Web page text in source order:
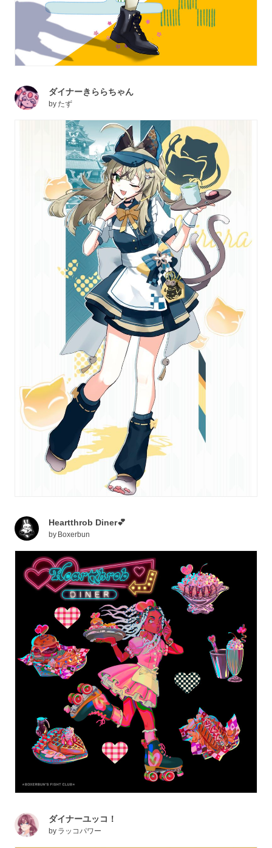
ダイナーきららちゃん
byたず
Heartthrob Diner💕
by Boxerbun
ダイナーユッコ！
by ラッコパワー